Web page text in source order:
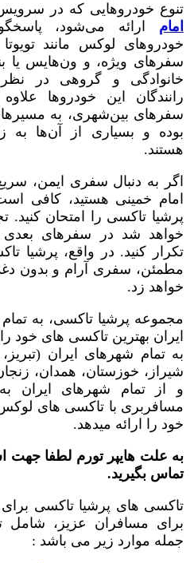
تنوع خودروهایی که در
امام ارائه می‌شود،
سفرهای ویژه، و ون‌هایس یا
خانوادگی و گروهی در
رانندگان این خودروها
سفرهای بین‌شهری، به
بوده و بسیاری از آن‌ها به
هستند.
اگر به دنبال سفری ایمن،
امام خمینی هستید، کافی
پرشیا تاکسی را امتحان
خواهد شد در سفرهای بعدی
تکرار کنید. در واقع، پرشیا
مطمئن، سفری آرام و بدون
خواهد زد.
مجموعه پرشیا تاکسی، به
ایران بهترین تاکسی های خود
به تمام شهرهای ایران
شیراز، خوزستان، همدان،
و از تمام شهرهای ایران
مسافربری با تاکسی های
خود را ارائه میدهد.
به علت هایپر تورم لطفا جهت
تماس بگیرید.
تاکسی های پرشیا تاکسی
برای مسافران عزیز، شامل
جمله موارد زیر می باشد :